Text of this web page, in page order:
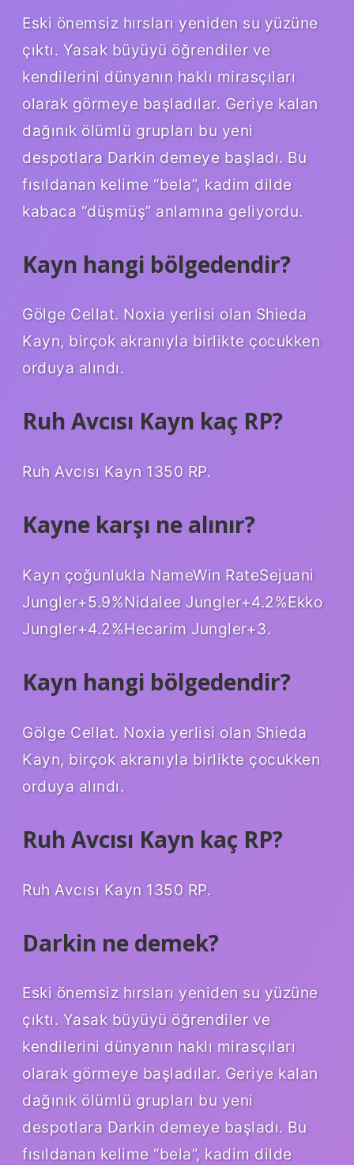
Eski önemsiz hırsları yeniden su yüzüne
çıktı. Yasak büyüyü öğrendiler ve
kendilerini dünyanın haklı mirasçıları
olarak görmeye başladılar. Geriye kalan
dağınık ölümlü grupları bu yeni
despotlara Darkin demeye başladı. Bu
fısıldanan kelime “bela”, kadim dilde
kabaca “düşmüş” anlamına geliyordu.
Kayn hangi bölgedendir?
Gölge Cellat. Noxia yerlisi olan Shieda
Kayn, birçok akranıyla birlikte çocukken
orduya alındı.
Ruh Avcısı Kayn kaç RP?
Ruh Avcısı Kayn 1350 RP.
Kayne karşı ne alınır?
Kayn çoğunlukla NameWin RateSejuani
Jungler+5.9%Nidalee Jungler+4.2%Ekko
Jungler+4.2%Hecarim Jungler+3.
Kayn hangi bölgedendir?
Gölge Cellat. Noxia yerlisi olan Shieda
Kayn, birçok akranıyla birlikte çocukken
orduya alındı.
Ruh Avcısı Kayn kaç RP?
Ruh Avcısı Kayn 1350 RP.
Darkin ne demek?
Eski önemsiz hırsları yeniden su yüzüne
çıktı. Yasak büyüyü öğrendiler ve
kendilerini dünyanın haklı mirasçıları
olarak görmeye başladılar. Geriye kalan
dağınık ölümlü grupları bu yeni
despotlara Darkin demeye başladı. Bu
fısıldanan kelime “bela”, kadim dilde